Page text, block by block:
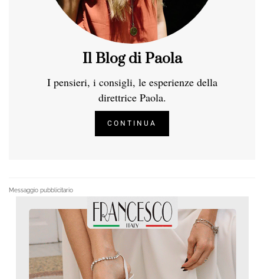
Il Blog di Paola
I pensieri, i consigli, le esperienze della
direttrice Paola.
CONTINUA
Messaggio pubblicitario